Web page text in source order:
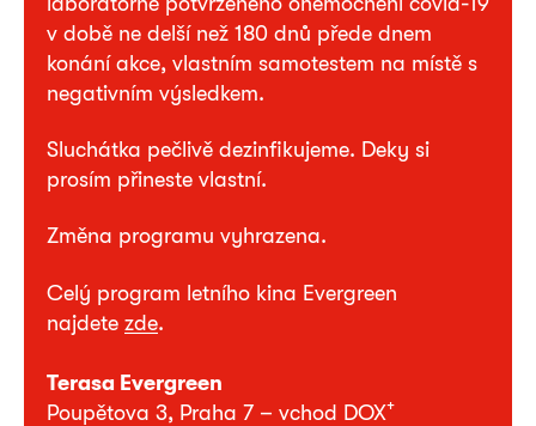
v době ne delší než 180 dnů přede dnem
konání akce, vlastním samotestem na místě s
negativním výsledkem.
Sluchátka pečlivě dezinfikujeme. Deky si
prosím přineste vlastní.
Změna programu vyhrazena.
Celý program letního kina Evergreen
najdete zde.
Terasa Evergreen
Poupětova 3, Praha 7 – vchod DOX+